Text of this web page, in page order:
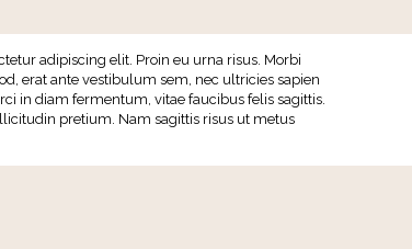
adipiscing elit. Proin eu urna risus. Morbi
erat ante vestibulum sem, nec ultricies sapien
in diam fermentum, vitae faucibus felis sagittis.
pretium. Nam sagittis risus ut metus